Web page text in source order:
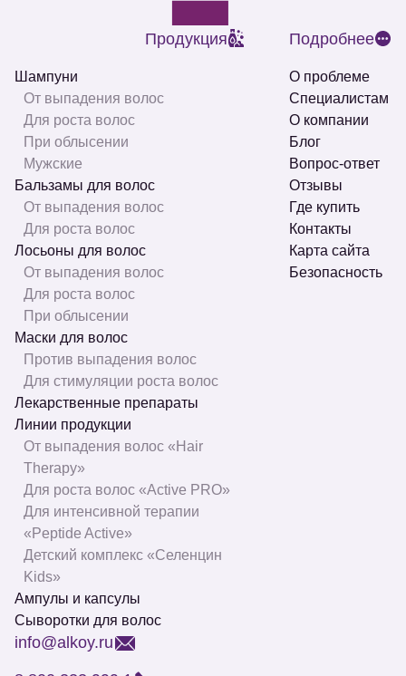
Продукция
Шампуни
От выпадения волос
Для роста волос
При облысении
Мужские
Бальзамы для волос
От выпадения волос
Для роста волос
Лосьоны для волос
От выпадения волос
Для роста волос
При облысении
Маски для волос
Против выпадения волос
Для стимуляции роста волос
Лекарственные препараты
Линии продукции
От выпадения волос «Hair
Therapy»
Для роста волос «Active PRO»
Для интенсивной терапии
«Peptide Active»
Детский комплекс «Селенцин
Kids»
Ампулы и капсулы
Сыворотки для волос
Подробнее
О проблеме
Специалистам
О компании
Блог
Вопрос-ответ
Отзывы
Где купить
Контакты
Карта сайта
Безопасность
info@alkoy.ru